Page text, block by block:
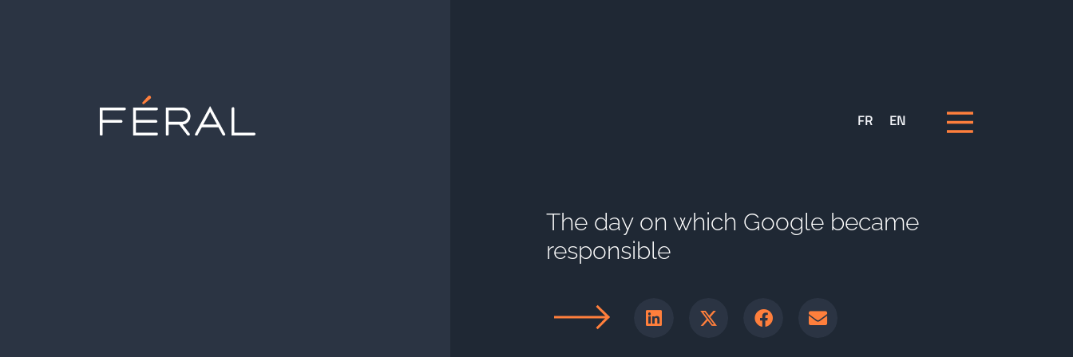
FR EN
The day on which Google became
responsible